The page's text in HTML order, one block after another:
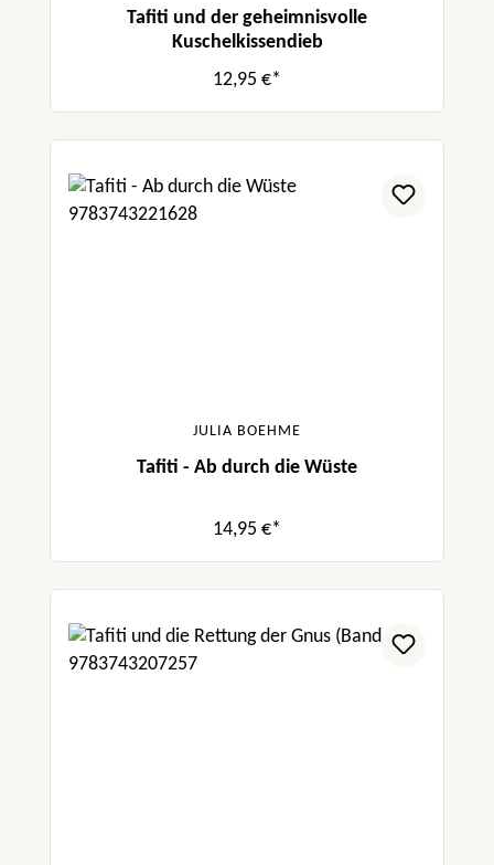
Tafiti und der geheimnisvolle
Kuschelkissendieb
12,95 €*
JULIA BOEHME
Tafiti - Ab durch die Wüste
14,95 €*